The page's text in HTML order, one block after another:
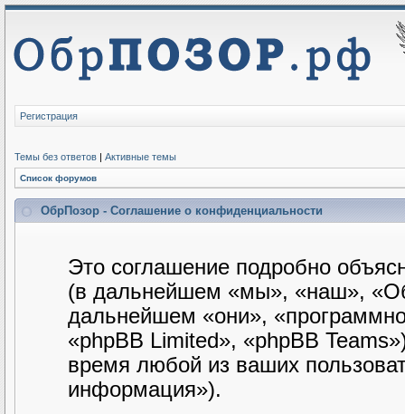
Регистрация
Темы без ответов | Активные темы
Список форумов
ОбрПозор - Соглашение о конфиденциальности
Это соглашение подробно
(в дальнейшем «мы», «наш»,
дальнейшем «они»,
«phpBB Limited», «phpBB
время любой из ваших
информация»).